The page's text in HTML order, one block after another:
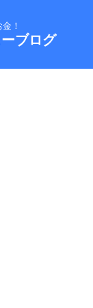
！
ブログ